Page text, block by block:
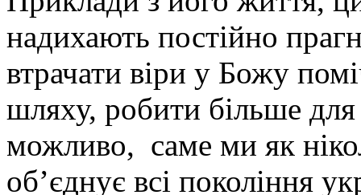
надихають постійно
втрачати віри у Божу
шляху, робити більше для
можливо, саме ми як
об’єднує всі покоління